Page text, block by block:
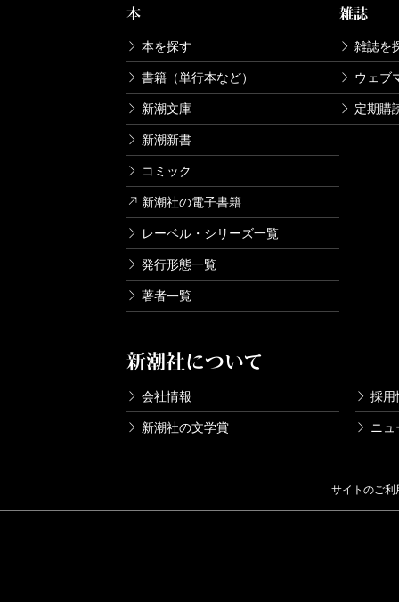
本
本を探す
書籍（単行本など）
新潮文庫
新潮新書
コミック
新潮社の電子書籍
レーベル・シリーズ一覧
発行形態一覧
著者一覧
雑誌
雑誌を
ウェブ
定期購
新潮社について
会社情報 採用
新潮社の文学賞 ニュ
サイトのご利